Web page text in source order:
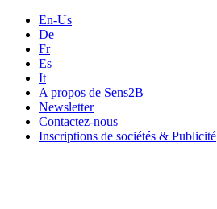
En-Us
De
Fr
Es
It
A propos de Sens2B
Newsletter
Contactez-nous
Inscriptions de sociétés & Publicité